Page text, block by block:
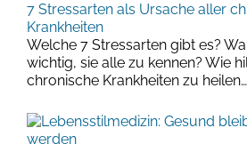
7 Stressarten als Ursache aller
Krankheiten
Welche 7 Stressarten gibt es?
wichtig, sie alle zu kennen? Wie
chronische Krankheiten zu heilen…